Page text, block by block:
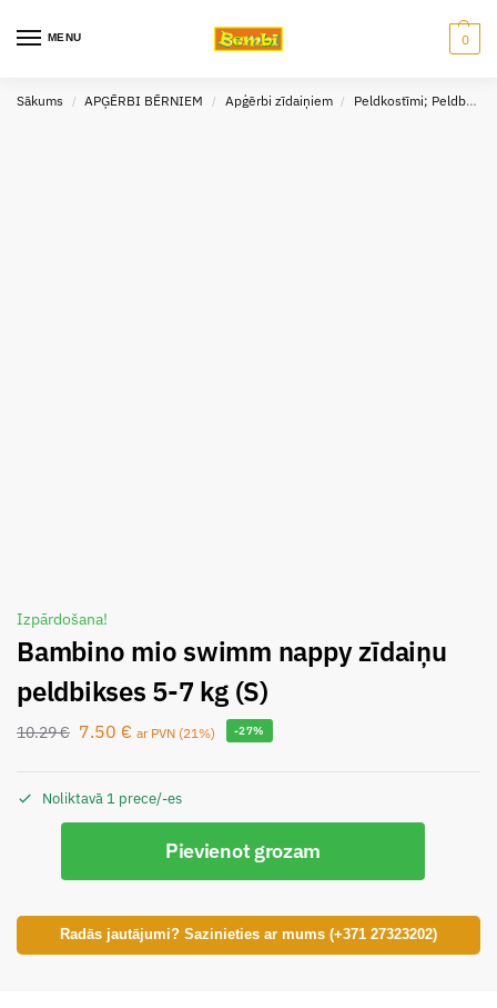
MENU 0
Sākums / APĢĒRBI BĒRNIEM / Apģērbi zīdaiņiem / Peldkostīmi; Peldbikses
Izpārdošana!
Bambino mio swimm nappy zīdaiņu
peldbikses 5-7 kg (S)
10.29€ 7.50 € ar PVN (21%) -27%
Noliktavā 1 prece/-es
Pievienot grozam
Radās jautājumi? Sazinieties ar mums (+371 27323202)